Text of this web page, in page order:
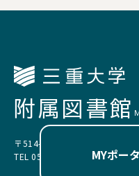
MYポー
附属図書館
〒514-8507 三重県津市栗真
TEL 059-231-9089（サービス